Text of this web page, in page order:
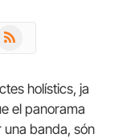
RSS
holístics, ja
el panorama
una banda, són